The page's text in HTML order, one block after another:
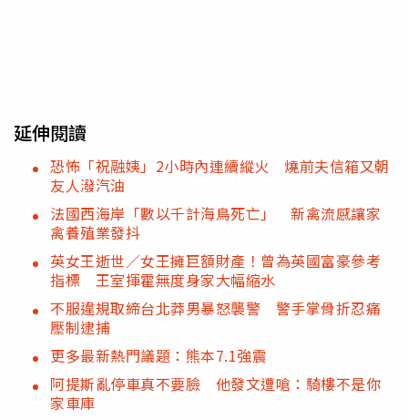
延伸閱讀
恐怖「祝融姨」2小時內連續縱火 燒前夫信箱又朝
友人潑汽油
法國西海岸「數以千計海鳥死亡」 新禽流感讓家
禽養殖業發抖
英女王逝世／女王擁巨額財產！曾為英國富豪參考
指標 王室揮霍無度身家大幅縮水
不服違規取締台北莽男暴怒襲警 警手掌骨折忍痛
壓制逮捕
更多最新熱門議題：熊本7.1強震
阿提斯亂停車真不要臉 他發文遭嗆：騎樓不是你
家車庫